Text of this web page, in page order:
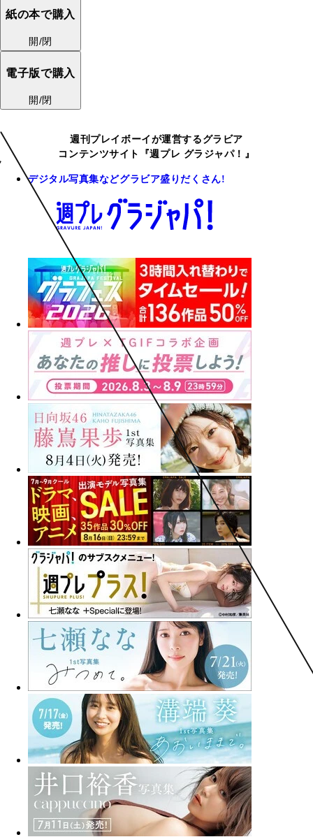
紙の本で購入
開/閉
電子版で購入
開/閉
週刊プレイボーイが運営するグラビア
コンテンツサイト『週プレ グラジャパ！』
デジタル写真集などグラビア盛りだくさん!